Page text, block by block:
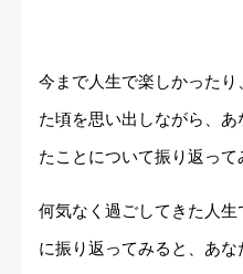
今まで人生で楽しかった
た頃を思い出しながら、
たことについて振り返って
何気なく過ごしてきた人
に振り返ってみると、あ